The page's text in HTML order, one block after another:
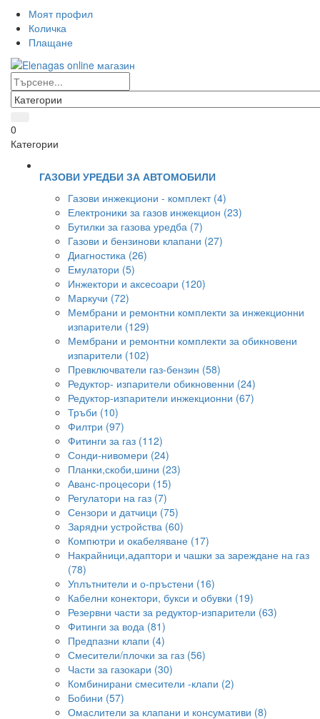
Моят профил
Количка
Плащане
0
Категории
ГАЗОВИ УРЕДБИ ЗА АВТОМОБИЛИ
Газови инжекциони - комплект (4)
Електроники за газов инжекцион (23)
Бутилки за газова уредба (7)
Газови и бензинови клапани (27)
Диагностика (26)
Емулатори (5)
Инжектори и аксесоари (120)
Маркучи (72)
Мембрани и ремонтни комплекти за инжекционни
изпарители (129)
Мембрани и ремонтни комплекти за обикновени
изпарители (102)
Превключватели газ-бензин (58)
Редуктор- изпарители обикновенни (24)
Редуктор-изпарители инжекционни (67)
Тръби (10)
Филтри (97)
Фитинги за газ (112)
Сонди-нивомери (24)
Планки,скоби,шини (23)
Аванс-процесори (15)
Регулатори на газ (7)
Сензори и датчици (75)
Зарядни устройства (60)
Компютри и окабеляване (17)
Накрайници,адаптори и чашки за зареждане на газ
(78)
Уплътнители и о-пръстени (16)
Кабелни конектори, букси и обувки (19)
Резервни части за редуктор-изпарители (63)
Фитинги за вода (81)
Предпазни клапи (4)
Смесители/плочки за газ (56)
Части за газокари (30)
Комбинирани смесители -клапи (2)
Бобини (57)
Омаслители за клапани и консумативи (8)